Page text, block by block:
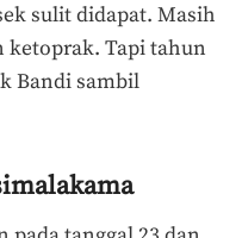
sulit didapat. Masih
ketoprak. Tapi tahun
Bandi sambil